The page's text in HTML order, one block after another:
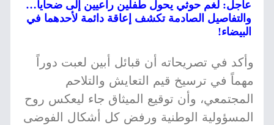
عاجل: لغم حوثي يحول طفلين راعيين إلى ضحايا…
والتفاصيل الصادمة تكشف إعاقة دائمة لأحدهما في
البيضاء!
وأكد في تصريحاته أن قبائل أبين لعبت دوراً
مهماً في ترسيخ قيم التعايش والتلاحم
المجتمعي، وأن توقيع الميثاق جاء ليعكس روح
المسؤولية الوطنية ورفض كل أشكال الفوضى